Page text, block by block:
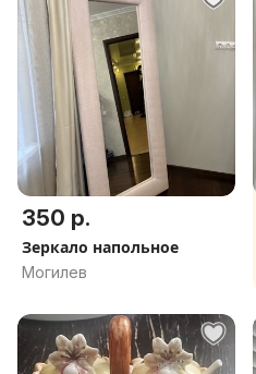
350 р.
Зеркало напольное
Могилев